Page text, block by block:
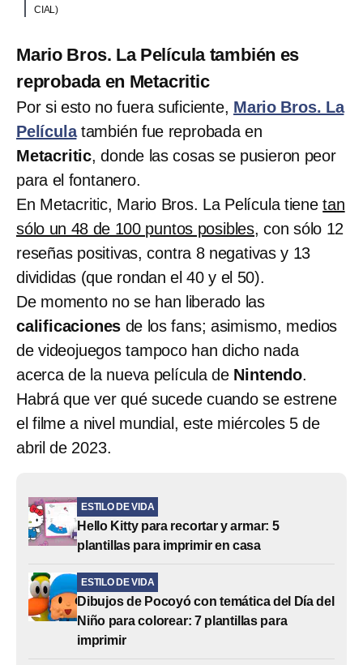
CIAL)
Mario Bros. La Película también es
reprobada en Metacritic
Por si esto no fuera suficiente, Mario Bros. La
Película también fue reprobada en
Metacritic, donde las cosas se pusieron peor
para el fontanero.
En Metacritic, Mario Bros. La Película tienetan
sólo un 48 de 100 puntos posibles, con sólo 12
reseñas positivas, contra 8 negativas y 13
divididas (que rondan el 40 y el 50).
De momento no se han liberado las
calificaciones de los fans; asimismo, medios
de videojuegos tampoco han dicho nada
acerca de la nueva película de Nintendo.
Habrá que ver qué sucede cuando se estrene
el filme a nivel mundial, este miércoles 5 de
abril de 2023.
ESTILO DE VIDA
Hello Kitty para recortar y armar: 5
plantillas para imprimir en casa
ESTILO DE VIDA
Dibujos de Pocoyó con temática del Día del
Niño para colorear: 7 plantillas para
imprimir